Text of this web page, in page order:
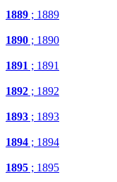
1889 ; 1889
1890 ; 1890
1891 ; 1891
1892 ; 1892
1893 ; 1893
1894 ; 1894
1895 ; 1895